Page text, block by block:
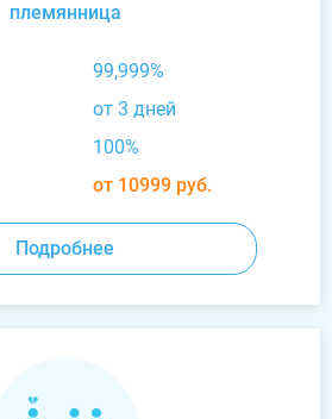
племянница
99,999%
от 3 дней
100%
от 10999 руб.
Подробнее